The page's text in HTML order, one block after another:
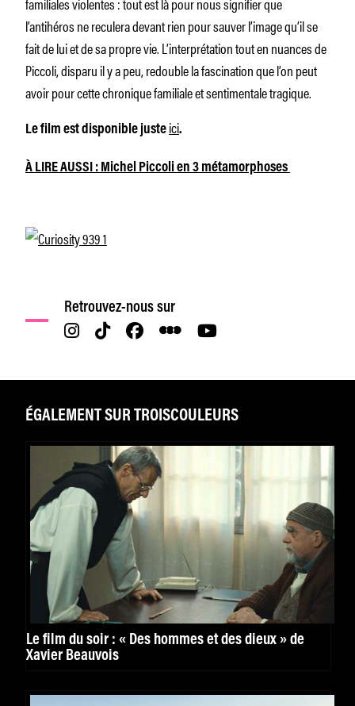
l’antihéros ne reculera devant rien pour sauver l’image qu’il se
fait de lui et de sa propre vie. L’interprétation tout en nuances de
Piccoli, disparu il y a peu, redouble la fascination que l’on peut
avoir pour cette chronique familiale et sentimentale tragique.
Le film est disponible juste ici.
À LIRE AUSSI : Michel Piccoli en 3 métamorphoses
Retrouvez-nous sur
ÉGALEMENT SUR TROISCOULEURS
Le film du soir : « Des hommes et des dieux » de
Xavier Beauvois